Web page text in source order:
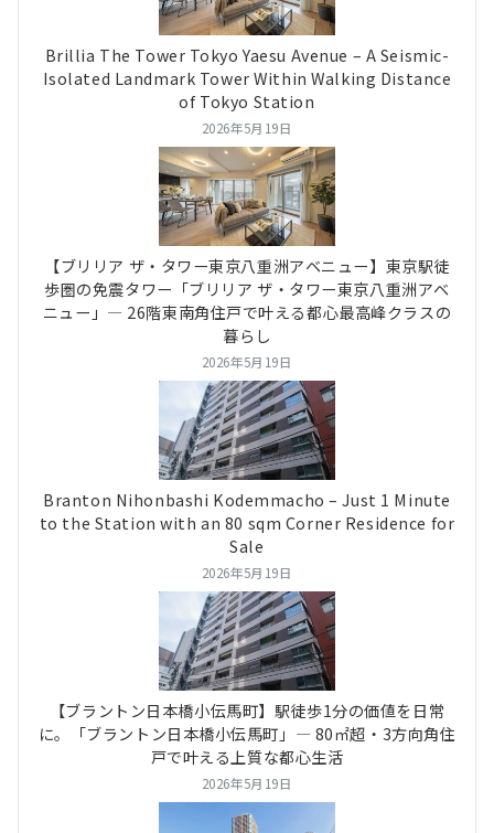
Brillia The Tower Tokyo Yaesu Avenue – A Seismic-
Isolated Landmark Tower Within Walking Distance
of Tokyo Station
2026年5月19日
【ブリリア ザ・タワー東京八重洲アベニュー】東京駅徒
歩圏の免震タワー「ブリリア ザ・タワー東京八重洲アベ
ニュー」― 26階東南角住戸で叶える都心最高峰クラスの
暮らし
2026年5月19日
Branton Nihonbashi Kodemmacho – Just 1 Minute
to the Station with an 80 sqm Corner Residence for
Sale
2026年5月19日
【ブラントン日本橋小伝馬町】駅徒歩1分の価値を日常
に。「ブラントン日本橋小伝馬町」― 80㎡超・3方向角住
戸で叶える上質な都心生活
2026年5月19日